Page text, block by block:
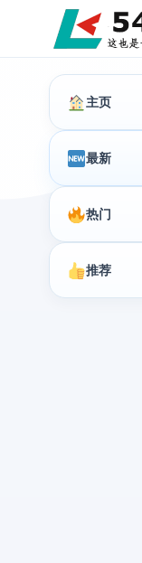
主页
最新
热门
推荐